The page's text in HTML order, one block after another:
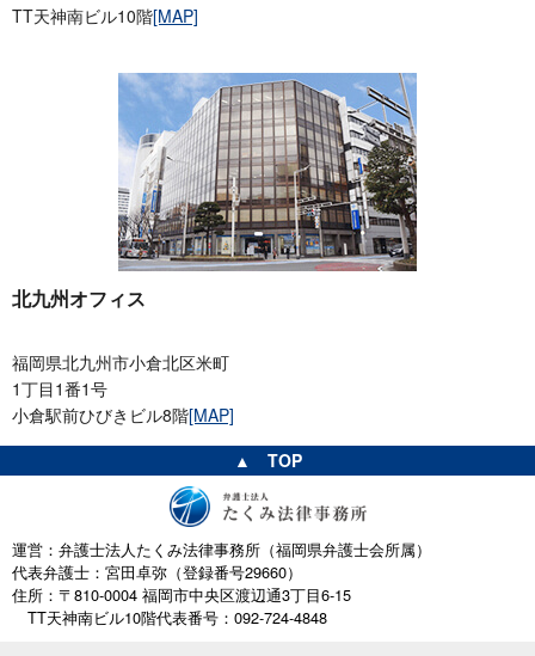
TT天神南ビル10階[MAP]
北九州オフィス
福岡県北九州市小倉北区米町
1丁目1番1号
小倉駅前ひびきビル8階[MAP]
▲ TOP
運営：弁護士法人たくみ法律事務所（福岡県弁護士会所属）
代表弁護士：宮田卓弥（登録番号29660）
住所：〒810-0004 福岡市中央区渡辺通3丁目6-15
TT天神南ビル10階代表番号：092-724-4848